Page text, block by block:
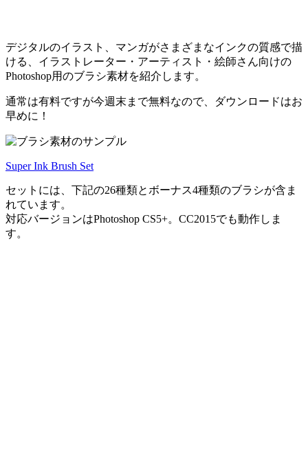
デジタルのイラスト、マンガがさまざまなインクの質感で描
ける、イラストレーター・アーティスト・絵師さん向けの
Photoshop用のブラシ素材を紹介します。
通常は有料ですが今週末まで無料なので、ダウンロードはお
早めに！
Super Ink Brush Set
セットには、下記の26種類とボーナス4種類のブラシが含ま
れています。
対応バージョンはPhotoshop CS5+。CC2015でも動作しま
す。